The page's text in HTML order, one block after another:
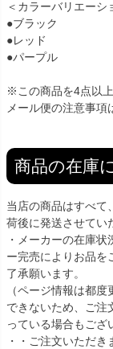
＜カラーバリエーシ
●ブラック
●レッド
●パープル
※この商品を4点以
メール便の注意事項
商品の在庫
当店の商品はすべて
荷後に発送させてい
・メーカーの在庫
ー完売によりお品を
了承願います。
（ページ情報は都
できないため、ご注
っている場合もござ
・・ご注文いただ